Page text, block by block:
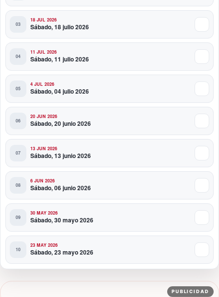
18 JUL 2026
Sábado, 18 julio 2026
11 JUL 2026
Sábado, 11 julio 2026
4 JUL 2026
Sábado, 04 julio 2026
20 JUN 2026
Sábado, 20 junio 2026
13 JUN 2026
Sábado, 13 junio 2026
6 JUN 2026
Sábado, 06 junio 2026
30 MAY 2026
Sábado, 30 mayo 2026
23 MAY 2026
Sábado, 23 mayo 2026
PUBLICIDAD